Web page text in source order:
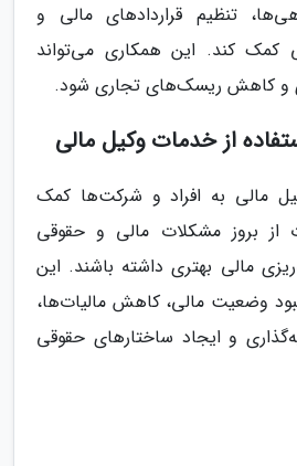
تنظیم قراردادهای مالی و
کمک کند. این همکاری می‌تواند
و کاهش ریسک‌های تجاری شود.
از خدمات وکیل مالی
مالی به افراد و شرکت‌ها کمک
از بروز مشکلات مالی و حقوقی
مالی بهتری داشته باشند. این
وضعیت مالی، کاهش مالیات‌ها،
و ایجاد ساختارهای حقوقی